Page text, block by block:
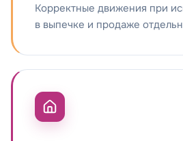
Корректные движения при
в выпечке и продаже